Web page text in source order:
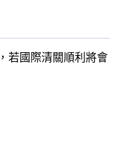
若國際清關順利將會